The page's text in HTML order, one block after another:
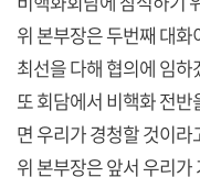
위 본부장은 두번째 대
최선을 다해 협의에 임
또 회담에서 비핵화 전
면 우리가 경청할 것이
위 본부장은 앞서 우리